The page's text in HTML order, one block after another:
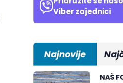
Viber zajednici
Najnovije
NAŠ